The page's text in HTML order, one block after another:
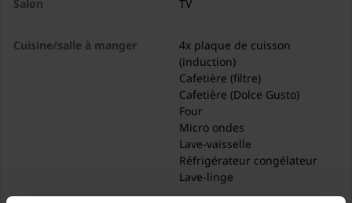
Salon TV
Cuisine/salle à manger
4x plaque de cuisson
(induction)
Cafetière (filtre)
Cafetière (Dolce Gusto)
Four
Micro ondes
Lave-vaisselle
Réfrigérateur congélateur
Lave-linge